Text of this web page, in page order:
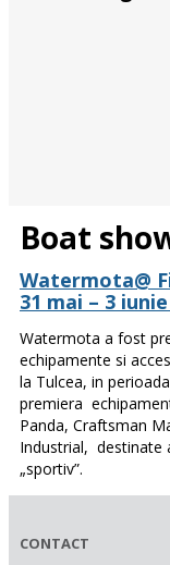
Boat
Watermota@
31 mai – 3
Watermota a fost
echipamente si
la Tulcea, in
premiera
Panda, Craftsman
Industrial, destinate
„sportiv”.
CONTACT